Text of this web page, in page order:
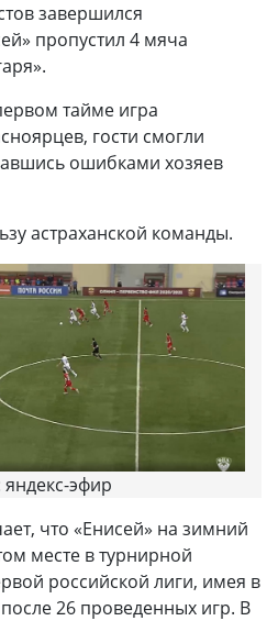
завершился
пропустил 4 мяча
тайме игра
гости смогли
ошибками хозяев
астраханской команды.
эфир
что «Енисей» на зимний
месте в турнирной
российской лиги, имея в
26 проведенных игр. В